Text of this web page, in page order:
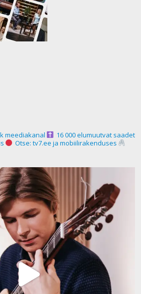
meediakanal
16 000 elumuutvat saadet
Otse: tv7.ee ja mobiilirakenduses